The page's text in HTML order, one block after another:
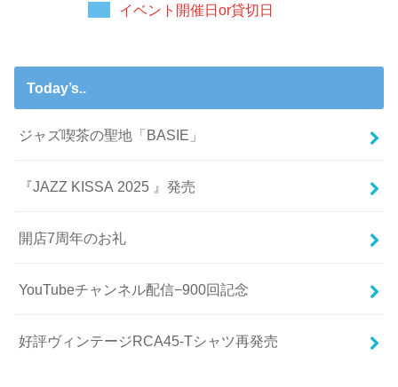
イベント開催日or貸切日
Today’s..
ジャズ喫茶の聖地「BASIE」
『JAZZ KISSA 2025 』発売
開店7周年のお礼
YouTubeチャンネル配信−900回記念
好評ヴィンテージRCA45-Tシャツ再発売